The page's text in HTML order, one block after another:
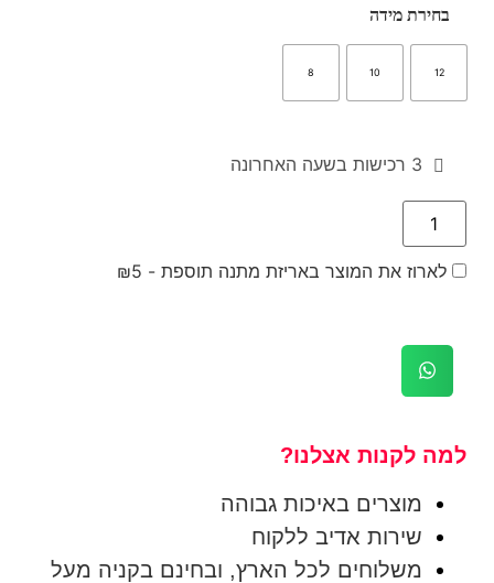
בחירת מידה
12
10
8
לארוז את המוצר באריזת מתנה תוספת - ₪5
למה לקנות אצלנו?
מוצרים באיכות גבוהה
שירות אדיב ללקוח
משלוחים לכל הארץ, ובחינם בקניה מעל